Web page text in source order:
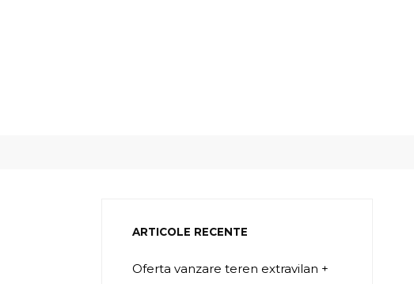
ARTICOLE RECENTE
Oferta vanzare teren extravilan +